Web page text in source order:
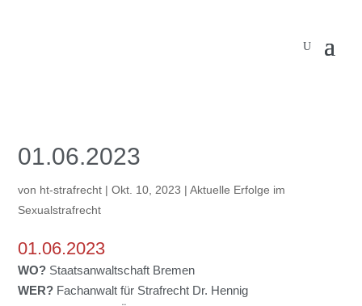
01.06.2023
von ht-strafrecht |Okt. 10, 2023 |Aktuelle Erfolge im
Sexualstrafrecht
01.06.2023
WO? Staatsanwaltschaft Bremen
WER? Fachanwalt für Strafrecht Dr. Hennig